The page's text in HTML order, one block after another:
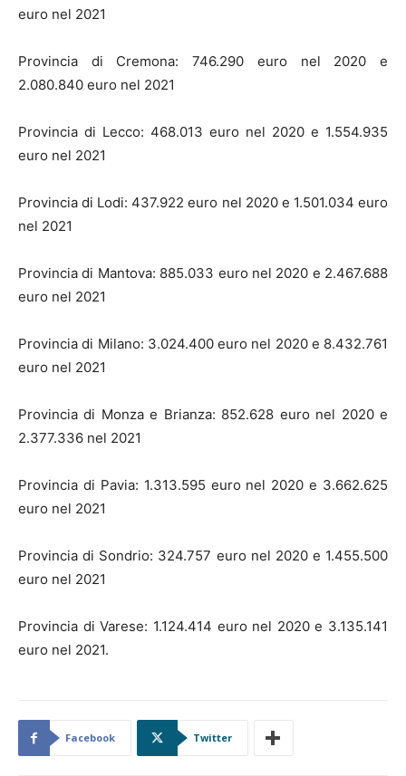
euro nel 2021
Provincia di Cremona: 746.290 euro nel 2020 e
2.080.840 euro nel 2021
Provincia di Lecco: 468.013 euro nel 2020 e 1.554.935
euro nel 2021
Provincia di Lodi: 437.922 euro nel 2020 e 1.501.034 euro
nel 2021
Provincia di Mantova: 885.033 euro nel 2020 e 2.467.688
euro nel 2021
Provincia di Milano: 3.024.400 euro nel 2020 e 8.432.761
euro nel 2021
Provincia di Monza e Brianza: 852.628 euro nel 2020 e
2.377.336 nel 2021
Provincia di Pavia: 1.313.595 euro nel 2020 e 3.662.625
euro nel 2021
Provincia di Sondrio: 324.757 euro nel 2020 e 1.455.500
euro nel 2021
Provincia di Varese: 1.124.414 euro nel 2020 e 3.135.141
euro nel 2021.
Facebook Twitter